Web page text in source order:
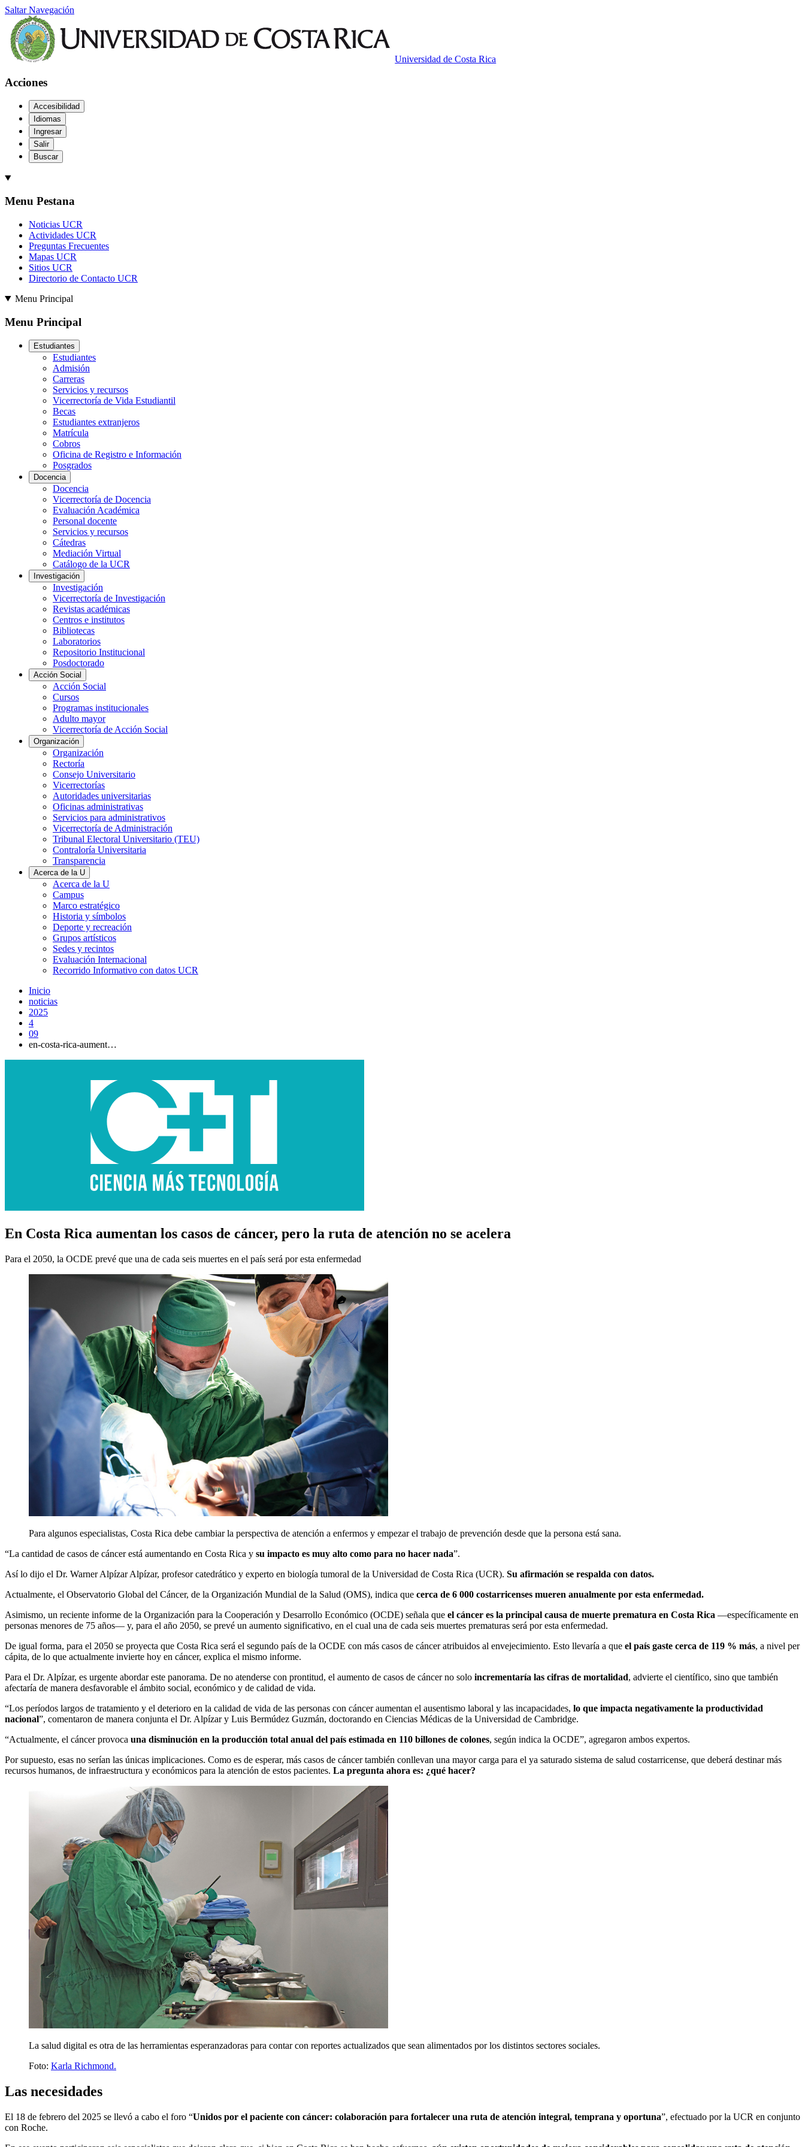
Saltar Navegación
Universidad de Costa Rica
Acciones
Accesibilidad
Idiomas
Ingresar
Salir
Buscar
Menu Pestana
Noticias UCR
Actividades UCR
Preguntas Frecuentes
Mapas UCR
Sitios UCR
Directorio de Contacto UCR
Menu Principal
Menu Principal
Estudiantes
Estudiantes
Admisión
Carreras
Servicios y recursos
Vicerrectoría de Vida Estudiantil
Becas
Estudiantes extranjeros
Matrícula
Cobros
Oficina de Registro e Información
Posgrados
Docencia
Docencia
Vicerrectoría de Docencia
Evaluación Académica
Personal docente
Servicios y recursos
Cátedras
Mediación Virtual
Catálogo de la UCR
Investigación
Investigación
Vicerrectoría de Investigación
Revistas académicas
Centros e institutos
Bibliotecas
Laboratorios
Repositorio Institucional
Posdoctorado
Acción Social
Acción Social
Cursos
Programas institucionales
Adulto mayor
Vicerrectoría de Acción Social
Organización
Organización
Rectoría
Consejo Universitario
Vicerrectorías
Autoridades universitarias
Oficinas administrativas
Servicios para administrativos
Vicerrectoría de Administración
Tribunal Electoral Universitario (TEU)
Contraloría Universitaria
Transparencia
Acerca de la U
Acerca de la U
Campus
Marco estratégico
Historia y símbolos
Deporte y recreación
Grupos artísticos
Sedes y recintos
Evaluación Internacional
Recorrido Informativo con datos UCR
Inicio
noticias
2025
4
09
en-costa-rica-aument…
En Costa Rica aumentan los casos de cáncer, pero la ruta de atención no se acelera
Para el 2050, la OCDE prevé que una de cada seis muertes en el país será por esta enfermedad
Para algunos especialistas, Costa Rica debe cambiar la perspectiva de atención a enfermos y empezar el trabajo de prevención desde que la persona está sana.
“La cantidad de casos de cáncer está aumentando en Costa Rica y su impacto es muy alto como para no hacer nada”.
Así lo dijo el Dr. Warner Alpízar Alpízar, profesor catedrático y experto en biología tumoral de la Universidad de Costa Rica (UCR). Su afirmación se respalda con datos.
Actualmente, el Observatorio Global del Cáncer, de la Organización Mundial de la Salud (OMS), indica que cerca de 6 000 costarricenses mueren anualmente por esta enfermedad.
Asimismo, un reciente informe de la Organización para la Cooperación y Desarrollo Económico (OCDE) señala que el cáncer es la principal causa de muerte prematura en Costa Rica —específicamente en
personas menores de 75 años— y, para el año 2050, se prevé un aumento significativo, en el cual una de cada seis muertes prematuras será por esta enfermedad.
De igual forma, para el 2050 se proyecta que Costa Rica será el segundo país de la OCDE con más casos de cáncer atribuidos al envejecimiento. Esto llevaría a que el país gaste cerca de 119 % más, a nivel per
cápita, de lo que actualmente invierte hoy en cáncer, explica el mismo informe.
Para el Dr. Alpízar, es urgente abordar este panorama. De no atenderse con prontitud, el aumento de casos de cáncer no solo incrementaría las cifras de mortalidad, advierte el científico, sino que también
afectaría de manera desfavorable el ámbito social, económico y de calidad de vida.
“Los períodos largos de tratamiento y el deterioro en la calidad de vida de las personas con cáncer aumentan el ausentismo laboral y las incapacidades, lo que impacta negativamente la productividad
nacional”, comentaron de manera conjunta el Dr. Alpízar y Luis Bermúdez Guzmán, doctorando en Ciencias Médicas de la Universidad de Cambridge.
“Actualmente, el cáncer provoca una disminución en la producción total anual del país estimada en 110 billones de colones, según indica la OCDE”, agregaron ambos expertos.
Por supuesto, esas no serían las únicas implicaciones. Como es de esperar, más casos de cáncer también conllevan una mayor carga para el ya saturado sistema de salud costarricense, que deberá destinar más
recursos humanos, de infraestructura y económicos para la atención de estos pacientes. La pregunta ahora es: ¿qué hacer?
La salud digital es otra de las herramientas esperanzadoras para contar con reportes actualizados que sean alimentados por los distintos sectores sociales.
Foto: Karla Richmond.
Las necesidades
El 18 de febrero del 2025 se llevó a cabo el foro “Unidos por el paciente con cáncer: colaboración para fortalecer una ruta de atención integral, temprana y oportuna”, efectuado por la UCR en conjunto
con Roche.